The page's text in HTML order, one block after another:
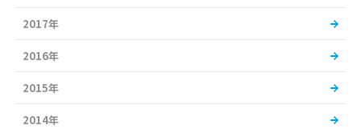
2017年
2016年
2015年
2014年